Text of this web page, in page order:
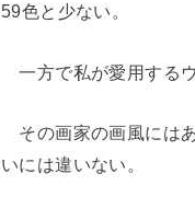
59色と少ない。
一方で私が愛用する
その画家の画風には
いには違いない。